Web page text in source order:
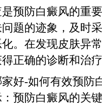
防白癜风的重要
题的迹象，及时
。在发现皮肤异
正确的诊断和治
好-如何有效预防
预防白癜风的关